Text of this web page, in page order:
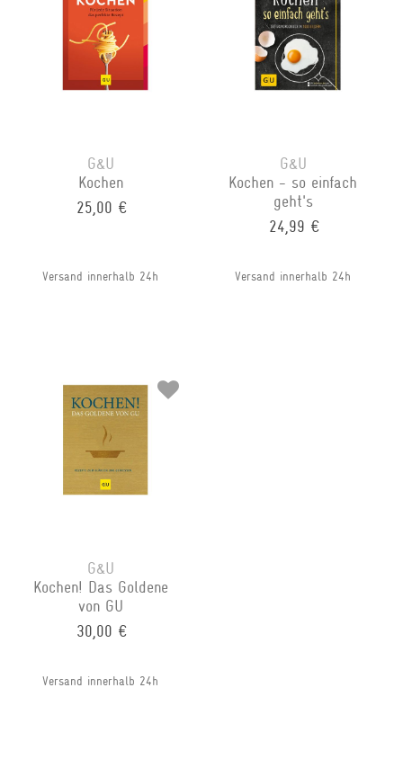
G&U
Kochen
25,00 €
Versand innerhalb 24h
G&U
Kochen - so einfach
geht's
24,99 €
Versand innerhalb 24h
G&U
Kochen! Das Goldene
von GU
30,00 €
Versand innerhalb 24h